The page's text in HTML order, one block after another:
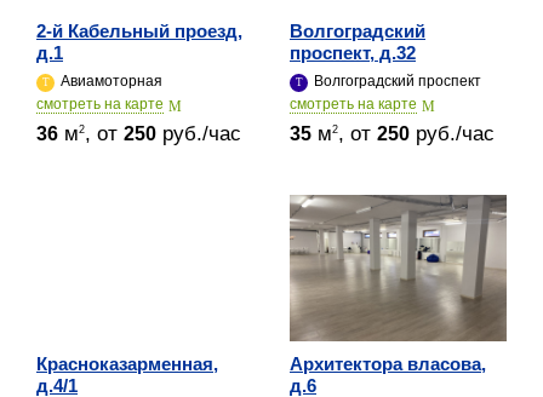
2-й Кабельный проезд,
д.1
Авиамоторная
cмотреть на карте
36 м2, от 250 руб./час
Волгоградский
проспект, д.32
Волгоградский проспект
cмотреть на карте
35 м2, от 250 руб./час
Красноказарменная,
д.4/1
Архитектора власова,
д.6